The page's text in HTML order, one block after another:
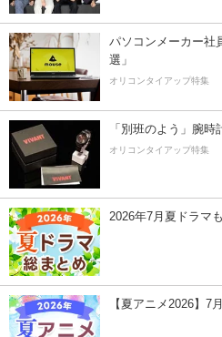
パソコンメーカー社
選」
オリコンタイアップ特集
「別班のよう」腕
オリコンタイアップ特集
2026年7月夏ドラマ
【夏アニメ2026】7